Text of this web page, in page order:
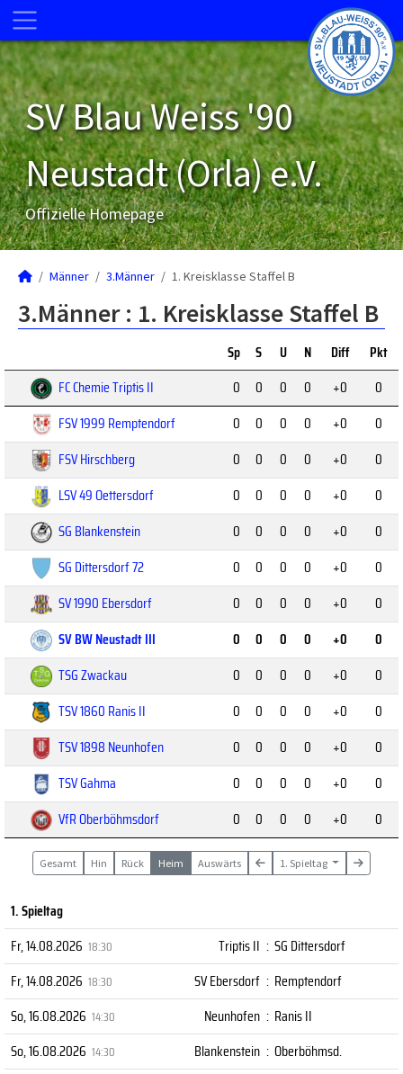
SV Blau Weiss '90
Neustadt (Orla) e.V.
Offizielle Homepage
Männer 3.Männer 1. Kreisklasse Staffel B
3.Männer : 1. Kreisklasse Staffel B
Sp S U N Diff
Pkt
FC Chemie Triptis II
0 0 0 0 +0
0
FSV 1999 Remptendorf
0 0 0 0 +0
0
FSV Hirschberg
0 0 0 0 +0
0
LSV 49 Oettersdorf
0 0 0 0 +0
0
SG Blankenstein
0 0 0 0 +0
0
SG Dittersdorf 72
0 0 0 0 +0
0
SV 1990 Ebersdorf
0 0 0 0 +0
0
SV BW Neustadt III
0 0 0 0 +0
0
TSG Zwackau
0 0 0 0 +0
0
TSV 1860 Ranis II
0 0 0 0 +0
0
TSV 1898 Neunhofen
0 0 0 0 +0
0
TSV Gahma
0 0 0 0 +0
0
VfR Oberböhmsdorf
0 0 0 0 +0 0
Gesamt Hin Rück Heim Auswärts 1. Spieltag
1. Spieltag
Fr, 14.08.2026 18:30 Triptis II : SG Dittersdorf
Fr, 14.08.2026 18:30 SV Ebersdorf : Remptendorf
So, 16.08.2026 14:30 Neunhofen : Ranis II
So, 16.08.2026 14:30 Blankenstein : Oberböhmsd.